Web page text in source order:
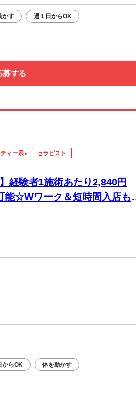
かす 週１日からOK
募する
ィー系 セラピスト
経験者1施術あたり2,840円
能☆Wワーク＆短時間入店も
からOK 体を動かす